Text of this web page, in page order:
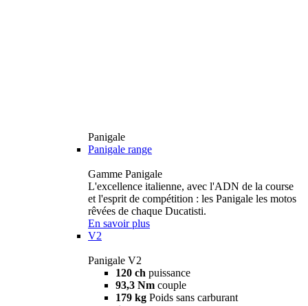
Panigale
Panigale range
Gamme Panigale
L'excellence italienne, avec l'ADN de la course
et l'esprit de compétition : les Panigale les motos
rêvées de chaque Ducatisti.
En savoir plus
V2
Panigale V2
120 ch puissance
93,3 Nm couple
179 kg Poids sans carburant